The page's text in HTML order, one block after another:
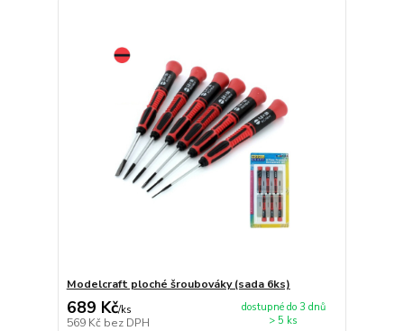
Modelcraft ploché šroubováky (sada 6ks)
689 Kč/ks
569 Kč bez DPH
dostupné do 3 dnů
> 5 ks